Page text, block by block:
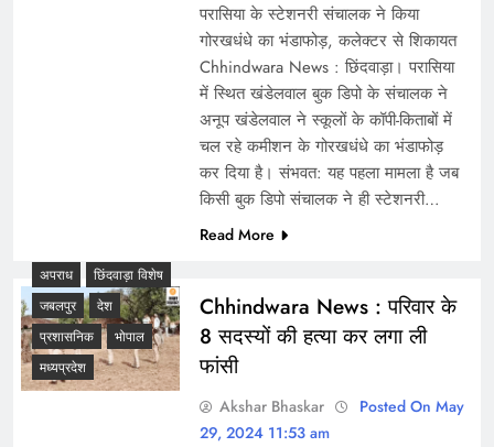
परासिया के स्टेशनरी संचालक ने किया
गोरखधंधे का भंडाफोड़, कलेक्टर से शिकायत
Chhindwara News : छिंदवाड़ा। परासिया
में स्थित खंडेलवाल बुक डिपो के संचालक ने
अनूप खंडेलवाल ने स्कूलों के कॉपी-किताबों में
चल रहे कमीशन के गोरखधंधे का भंडाफोड़
कर दिया है। संभवत: यह पहला मामला है जब
किसी बुक डिपो संचालक ने ही स्टेशनरी…
Read More
अपराध
छिंदवाड़ा विशेष
जबलपुर
देश
प्रशासनिक
भोपाल
मध्यप्रदेश
Chhindwara News : परिवार के
8 सदस्यों की हत्या कर लगा ली
फांसी
Akshar Bhaskar
Posted On May
29, 2024 11:53 am